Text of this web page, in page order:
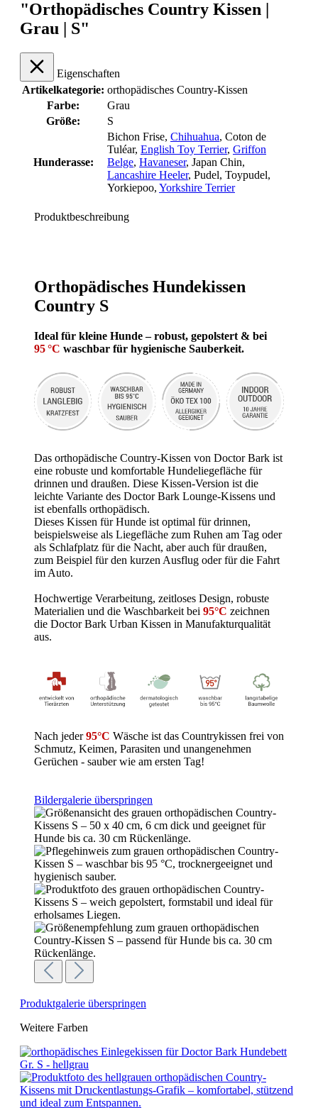
"Orthopädisches Country Kissen |
Grau | S"
Eigenschaften
Artikelkategorie: orthopädisches Country-Kissen
Farbe:
Grau
Größe:
S
Hunderasse:
Bichon Frise, Chihuahua, Coton de
Tuléar, English Toy Terrier, Griffon
Belge, Havaneser, Japan Chin,
Lancashire Heeler, Pudel, Toypudel,
Yorkiepoo, Yorkshire Terrier
Produktbeschreibung
Orthopädisches Hundekissen
Country S
Ideal für kleine Hunde – robust, gepolstert & bei
95 °C waschbar für hygienische Sauberkeit.
Das orthopädische Country-Kissen von Doctor Bark ist
eine robuste und komfortable Hundeliegefläche für
drinnen und draußen. Diese Kissen-Version ist die
leichte Variante des Doctor Bark Lounge-Kissens und
ist ebenfalls orthopädisch.
Dieses Kissen für Hunde ist optimal für drinnen,
beispielsweise als Liegefläche zum Ruhen am Tag oder
als Schlafplatz für die Nacht, aber auch für draußen,
zum Beispiel für den kurzen Ausflug oder für die Fahrt
im Auto.
Hochwertige Verarbeitung, zeitloses Design, robuste
Materialien und die Waschbarkeit bei 95°C zeichnen
die Doctor Bark Urban Kissen in Manufakturqualität
aus.
Nach jeder95°C Wäsche ist das Countrykissen frei von
Schmutz, Keimen, Parasiten und unangenehmen
Gerüchen - sauber wie am ersten Tag!
Bildergalerie überspringen
Produktgalerie überspringen
Weitere Farben